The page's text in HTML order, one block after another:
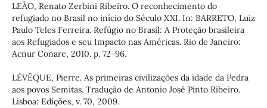
LEÃO, Renato Zerbini Ribeiro. O reconhecimento do
refugiado no Brasil no início do Século XXI. In: BARRETO, Luiz
Paulo Teles Ferreira. Refúgio no Brasil: A Proteção brasileira
aos Refugiados e seu Impacto nas Américas. Rio de Janeiro:
Acnur Conare, 2010. p. 72-96.
LÉVÊQUE, Pierre. As primeiras civilizações da idade da Pedra
aos povos Semitas. Tradução de Antonio José Pinto Ribeiro.
Lisboa: Edições, v. 70, 2009.